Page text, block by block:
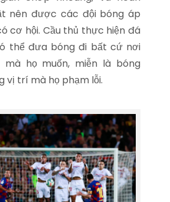
nên được các đội bóng áp
cơ hội. Cầu thủ thực hiện đá
thể đưa bóng đi bất cứ nơi
họ muốn, miễn là bóng
vị trí mà họ phạm lỗi.